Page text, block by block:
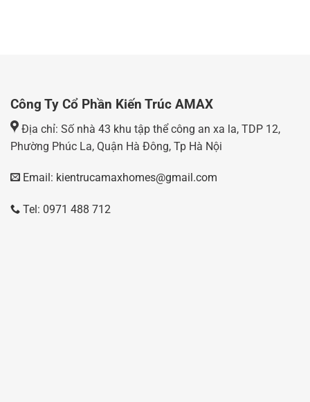
Công Ty Cổ Phần Kiến Trúc AMAX
Địa chỉ: Số nhà 43 khu tập thể công an xa la, TDP 12,
Phường Phúc La, Quận Hà Đông, Tp Hà Nội
Email: kientrucamaxhomes@gmail.com
Tel: 0971 488 712